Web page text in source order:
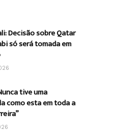
Decisão sobre Qatar
só será tomada em
tive uma
como esta em toda a